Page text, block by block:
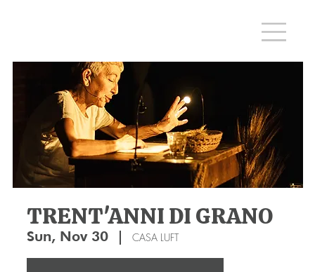
TRENT'ANNI DI GRANO
Sun, Nov 30
  |
CASA LUFT